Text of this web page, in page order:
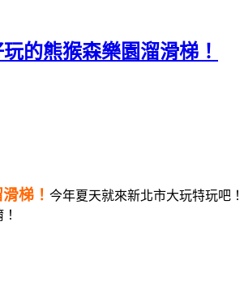
的熊猴森樂園溜滑梯！
梯！ 今年夏天就來新北市大玩特玩吧